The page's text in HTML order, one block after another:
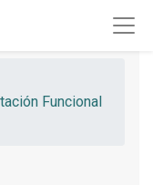
Funcional